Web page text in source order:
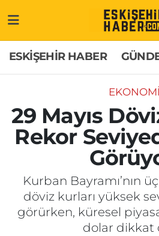
ESKİŞEHİR HABER
EKONOMİ
29 Mayıs
Rekor
Kurban Bayramı’nın
döviz kurları yüksek
görürken, küresel
dolar dikkat
GÜNDEM
ASAYİŞ
SİYASET
SAĞLIK
Hakkımızda
İletişim
Künye
Odunpazarı Trafik
Süper Lig Puan
Tüm Manşetler
Son Dakika Haberleri
Haber Arşivi